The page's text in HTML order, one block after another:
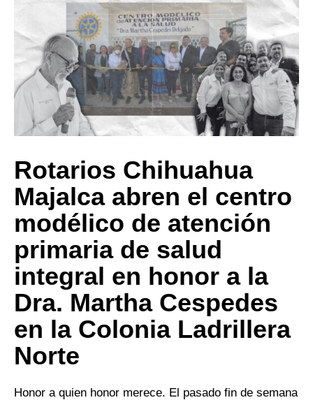
Rotarios Chihuahua
Majalca abren el centro
modélico de atención
primaria de salud
integral en honor a la
Dra. Martha Cespedes
en la Colonia Ladrillera
Norte
Honor a quien honor merece. El pasado fin de semana